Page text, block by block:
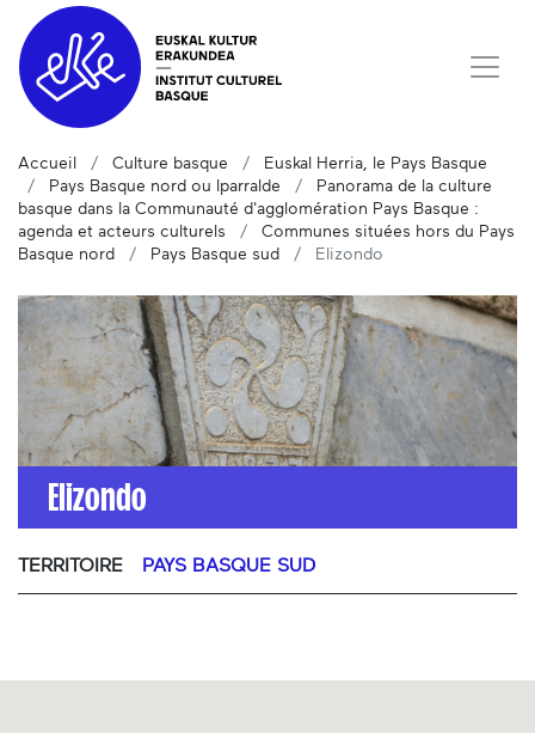
Accueil Culture basque
Euskal Herria, le Pays Basque
Pays Basque nord ou Iparralde
Panorama de la culture
basque dans la Communauté d'agglomération Pays Basque :
agenda et acteurs culturels
Communes situées hors du Pays
Basque nord
Pays Basque sud Elizondo
Elizondo
TERRITOIRE PAYS BASQUE SUD